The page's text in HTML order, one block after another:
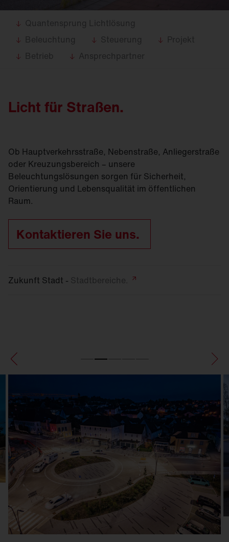
Quantensprung Lichtlösung
Beleuchtung
Steuerung
Projekt
Betrieb
Ansprechpartner
Licht für Straßen.
Ob Hauptverkehrsstraße, Nebenstraße, Anliegerstraße
oder Kreuzungsbereich – unsere
Beleuchtungslösungen sorgen für Sicherheit,
Orientierung und Lebensqualität im öffentlichen
Raum.
Kontaktieren Sie uns.
Zukunft Stadt - Stadtbereiche.